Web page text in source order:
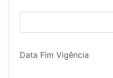
Data Fim Vigência